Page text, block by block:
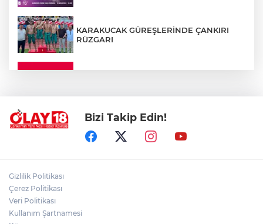
KARAKUCAK GÜREŞLERİNDE ÇANKIRI
RÜZGARI
ADEM YAYLACI ELDİVAN'DA DUALARLA
TOPRAĞA VERİLDİ
ABD-İRAN HATTINDA YENİ KRİZ
Bizi Takip Edin!
Gizlilik Politikası
Çerez Politikası
Veri Politikası
Kullanım Şartnamesi